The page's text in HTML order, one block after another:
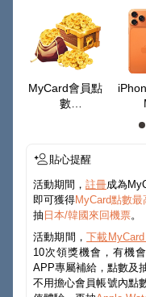
MyCard會員點
數
貼心提醒
活動期間， 註冊成為
即可獲得MyCard點數
抽 日本/韓國來回機票。
活動期間，下載
10次領獎機會，有機
APP專屬補給，點數及
不用擔心會員帳號內點